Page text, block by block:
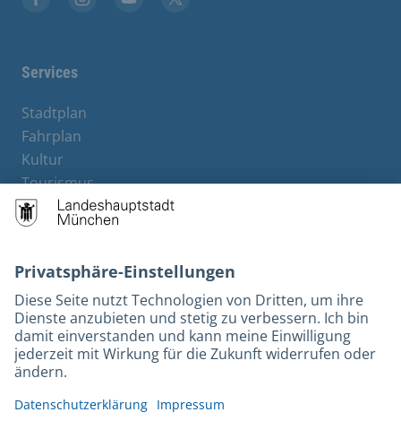
Services
Stadtplan
Fahrplan
Kultur
Tourismus
M-Strom
Bürgerservice
Kontakt
Barrierefreiheit
Leichte Sprache
Gebärdensprache